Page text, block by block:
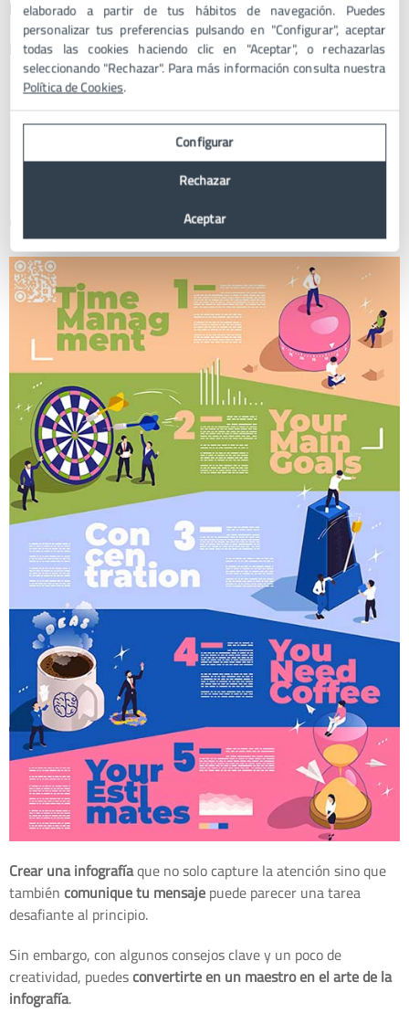
habilidades avanzadas en diseño gráfico.
Principales características:
Variedad de plantillas profesionales y personalizables.
selección de recursos.
Integración con otras herramientas de Adobe para un flujo
de trabajo más completo.
Consejos para crear tus infografías
Crear una infografíaque no solo capture la atención sino que
tambiéncomunique tu mensajepuede parecer una tarea
desafiante al principio.
Sin embargo, con algunos consejos clave y un poco de
creatividad, puedesconvertirte en un maestro en el arte de la
infografía.
elaborado a partir de tus hábitos de navegación. Puedes
personalizar tus preferencias pulsando en "Configurar", aceptar
todas las cookies haciendo clic en "Aceptar", o rechazarlas
seleccionando "Rechazar". Para más información consulta nuestra
Política de Cookies.
Configurar
Rechazar
Aceptar